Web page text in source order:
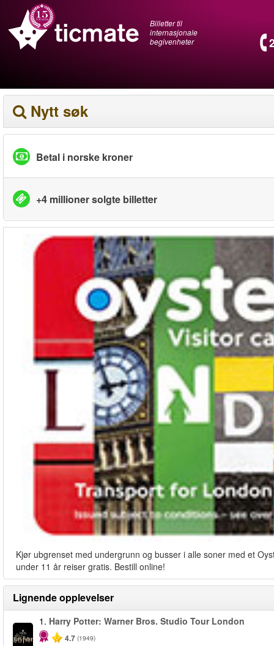
Billetter til
internasjonale
begivenheter
Nytt søk
Betal i norske kroner
+4 millioner solgte billetter
Kjør ubgrenset med undergrunn og busser i alle soner med et
under 11 år reiser gratis. Bestill online!
Lignende opplevelser
1. Harry Potter: Warner Bros. Studio Tour London
4.7 (1949)